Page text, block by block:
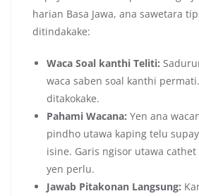
harian Basa Jawa, ana sawetara
ditindakake:
Waca Soal kanthi Teliti:
waca saben soal kanthi
ditakokake.
Pahami Wacana: Yen ana
pindho utawa kaping telu
isine. Garis ngisor utawa
yen perlu.
Jawab Pitakonan Langsung: